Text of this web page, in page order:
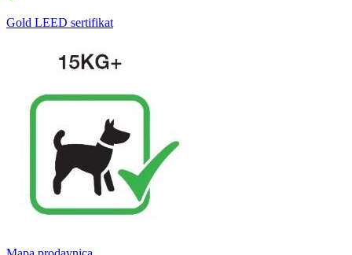
Gold LEED sertifikat